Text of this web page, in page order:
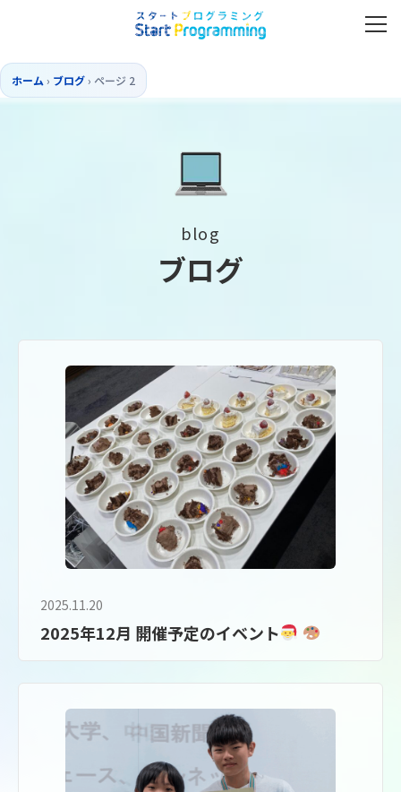
ホーム › ブログ› ページ 2
blog
ブログ
2025.11.20
2025年12月 開催予定のイベント